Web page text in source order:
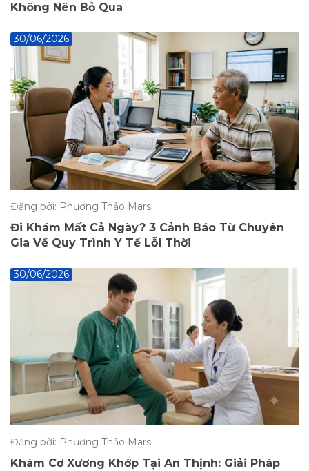
Không Nên Bỏ Qua
30/06/2026
Đăng bởi: Phương Thảo Mars
Đi Khám Mất Cả Ngày? 3 Cảnh Báo Từ Chuyên
Gia Về Quy Trình Y Tế Lỗi Thời
30/06/2026
Đăng bởi: Phương Thảo Mars
Khám Cơ Xương Khớp Tại An Thịnh: Giải Pháp